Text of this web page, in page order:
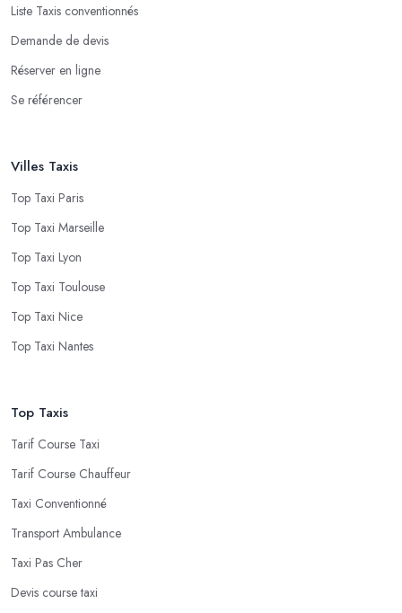
Liste Taxis conventionnés
Demande de devis
Réserver en ligne
Se référencer
Villes Taxis
Top Taxi Paris
Top Taxi Marseille
Top Taxi Lyon
Top Taxi Toulouse
Top Taxi Nice
Top Taxi Nantes
Top Taxis
Tarif Course Taxi
Tarif Course Chauffeur
Taxi Conventionné
Transport Ambulance
Taxi Pas Cher
Devis course taxi